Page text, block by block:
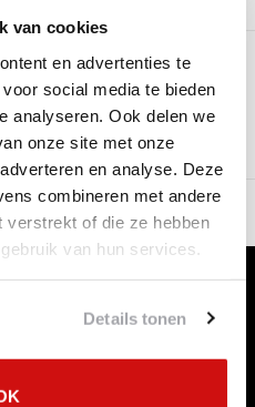
van cookies
en advertenties te
social media te bieden
analyseren. Ook delen we
onze site met onze
en analyse. Deze
combineren met andere
verstrekt of die ze hebben
van hun services.
Details tonen
de volgende auto's:
dan horen we het graag.
om te vergelijken